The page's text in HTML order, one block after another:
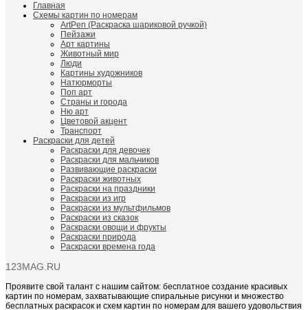
Главная
Схемы картин по номерам
ArtPen (Раскраска шариковой ручкой)
Пейзажи
Арт картины
Животный мир
Люди
Картины художников
Натюрморты
Поп арт
Страны и города
Ню арт
Цветовой акцент
Транспорт
Раскраски для детей
Раскраски для девочек
Раскраски для мальчиков
Развивающие раскраски
Раскраски животных
Раскраски на праздники
Раскраски из игр
Раскраски из мультфильмов
Раскраски из сказок
Раскраски овощи и фрукты
Раскраски природа
Раскраски времена года
123MAG.RU
Проявите свой талант с нашим сайтом: бесплатное создание красивых
картин по номерам, захватывающие спиральные рисунки и множество
бесплатных раскрасок и схем картин по номерам для вашего удовольствия